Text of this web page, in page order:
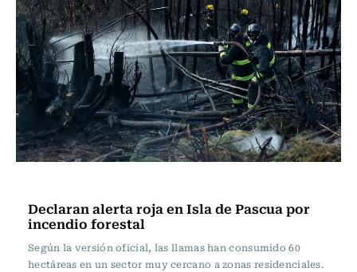
Declaran alerta roja en Isla de Pascua por
incendio forestal
Según la versión oficial, las llamas han consumido 60
hectáreas en un sector muy cercano a zonas residenciales.